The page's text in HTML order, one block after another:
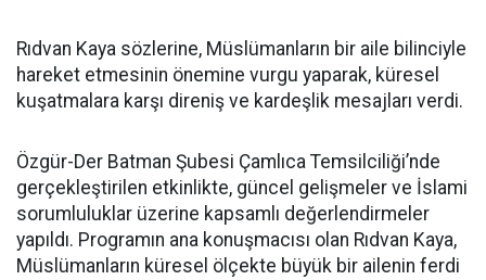
Rıdvan Kaya sözlerine, Müslümanların bir aile bilinciyle
hareket etmesinin önemine vurgu yaparak, küresel
kuşatmalara karşı direniş ve kardeşlik mesajları verdi.
Özgür-Der Batman Şubesi Çamlıca Temsilciliği’nde
gerçekleştirilen etkinlikte, güncel gelişmeler ve İslami
sorumluluklar üzerine kapsamlı değerlendirmeler
yapıldı. Programın ana konuşmacısı olan Rıdvan Kaya,
Müslümanların küresel ölçekte büyük bir ailenin ferdi